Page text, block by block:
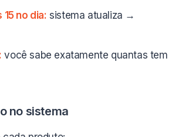
no dia: sistema atualiza →
você sabe exatamente quantas tem
no sistema